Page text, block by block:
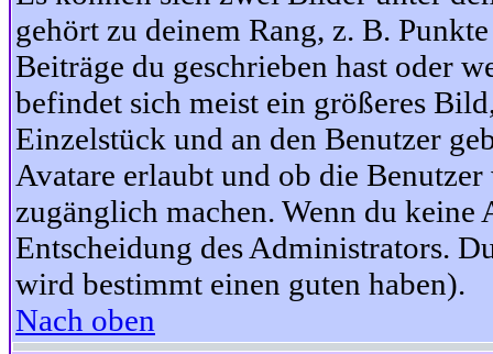
gehört zu deinem Rang, z. B.
Beiträge du geschrieben hast oder
befindet sich meist ein größeres
Einzelstück und an den Benutzer
Avatare erlaubt und ob die
zugänglich machen. Wenn du keine
Entscheidung des Administrators.
wird bestimmt einen guten haben).
Nach oben